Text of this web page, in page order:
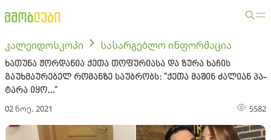
კალეიდოსკოპი სასარგებლო ინფორმაცია
ხათუნა ჟორდანია ქეთა თოფურიასა და ზურა ხაჩის
გაუხმაურებელ რომანზე საუბრობს: "ქეთა მა­შინ ძა­ლი­ან პა­
ტა­რა იყო..."
02 ნოე. 2021 5582